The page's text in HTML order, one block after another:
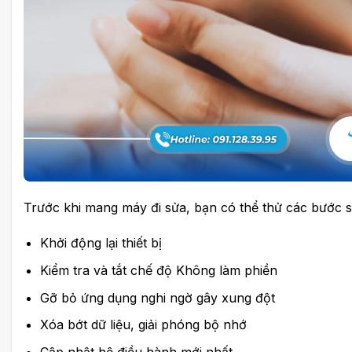
Trước khi mang máy đi sửa, bạn có thể thử các bước
Khởi động lại thiết bị
Kiểm tra và tắt chế độ Không làm phiền
Gỡ bỏ ứng dụng nghi ngờ gây xung đột
Xóa bớt dữ liệu, giải phóng bộ nhớ